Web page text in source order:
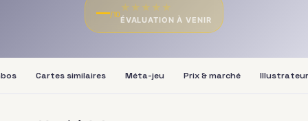
—/10
★ ★ ★ ★ ★
ÉVALUATION À VENIR
Cartes similaires Méta-jeu Prix & marché Illustrateur